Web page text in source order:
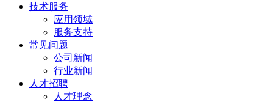
技术服务
应用领域
服务支持
常见问题
公司新闻
行业新闻
人才招聘
人才理念